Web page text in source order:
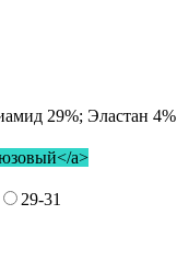
29%; Эластан 4%
a>
29-31